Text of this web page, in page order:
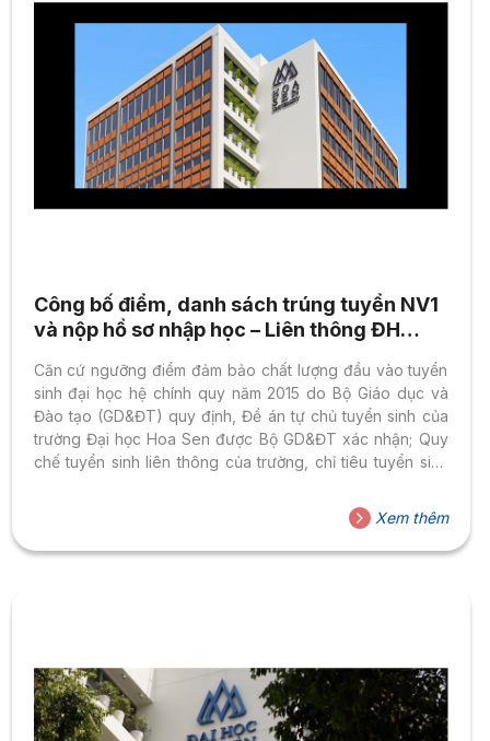
Công bố điểm, danh sách trúng tuyển NV1
và nộp hồ sơ nhập học – Liên thông ĐH
Căn cứ ngưỡng điểm đảm bảo chất lượng đầu vào tuyển
sinh đại học hệ chính quy năm 2015 do Bộ Giáo dục và
Đào tạo (GD&ĐT) quy định, Đề án tự chủ tuyển sinh của
trường Đại học Hoa Sen được Bộ GD&ĐT xác nhận; Quy
chế tuyển sinh liên thông của trường, chỉ tiêu tuyển sinh
liên thông vào trường, Hội đồng tuyển sinh trường Đại học
Hoa Sen quyết định điểm trúng tuyển nguyện vọng 1 dành
cho thí sinh liên thông đại học...
Xem thêm